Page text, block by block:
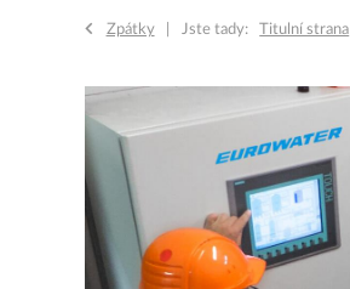
Zpátky Jste tady: Titulní strana